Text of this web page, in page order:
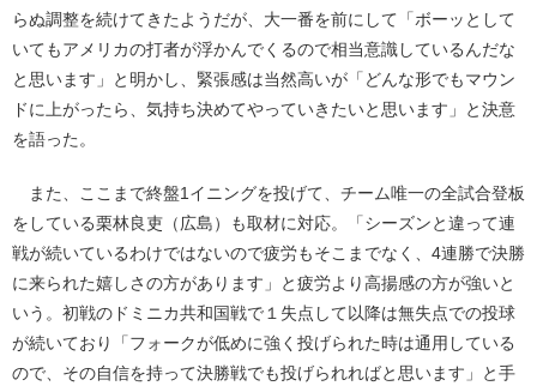
らぬ調整を続けてきたようだが、大一番を前にして「ボーッとして
いてもアメリカの打者が浮かんでくるので相当意識しているんだな
と思います」と明かし、緊張感は当然高いが「どんな形でもマウン
ドに上がったら、気持ち決めてやっていきたいと思います」と決意
を語った。
また、ここまで終盤1イニングを投げて、チーム唯一の全試合登板
をしている栗林良吏（広島）も取材に対応。「シーズンと違って連
戦が続いているわけではないので疲労もそこまでなく、4連勝で決勝
に来られた嬉しさの方があります」と疲労より高揚感の方が強いと
いう。初戦のドミニカ共和国戦で１失点して以降は無失点での投球
が続いており「フォークが低めに強く投げられた時は通用している
ので、その自信を持って決勝戦でも投げられればと思います」と手